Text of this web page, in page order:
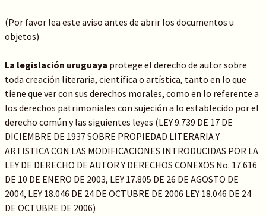
(Por favor lea este aviso antes de abrir los documentos u
objetos)
La legislación uruguaya protege el derecho de autor sobre
toda creación literaria, científica o artística, tanto en lo que
tiene que ver con sus derechos morales, como en lo referente a
los derechos patrimoniales con sujeción a lo establecido por el
derecho común y las siguientes leyes (LEY 9.739 DE 17 DE
DICIEMBRE DE 1937 SOBRE PROPIEDAD LITERARIA Y
ARTISTICA CON LAS MODIFICACIONES INTRODUCIDAS POR LA
LEY DE DERECHO DE AUTOR Y DERECHOS CONEXOS No. 17.616
DE 10 DE ENERO DE 2003, LEY 17.805 DE 26 DE AGOSTO DE
2004, LEY 18.046 DE 24 DE OCTUBRE DE 2006 LEY 18.046 DE 24
DE OCTUBRE DE 2006)